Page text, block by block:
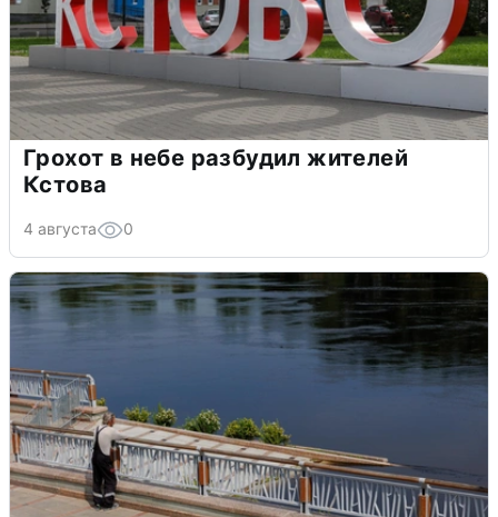
Грохот в небе разбудил жителей
Кстова
4 августа 0